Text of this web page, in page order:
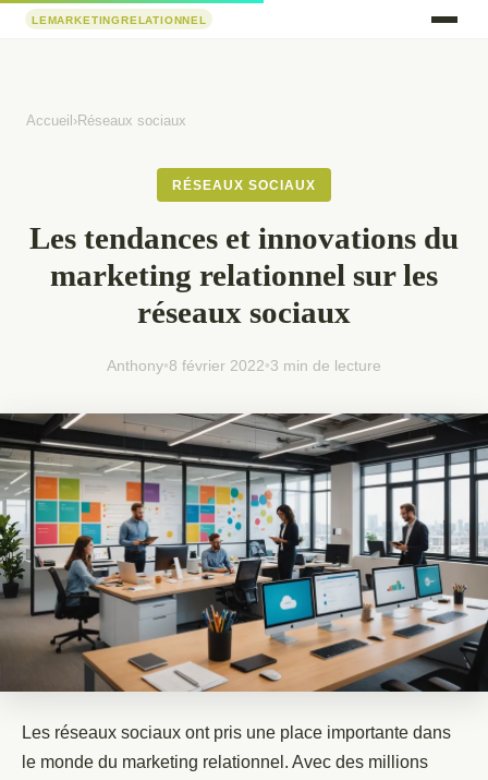
Accueil ›Réseaux sociaux
RÉSEAUX SOCIAUX
Les tendances et innovations du
marketing relationnel sur les
réseaux sociaux
Anthony•8 février 2022•3 min de lecture
Les réseaux sociaux ont pris une place importante dans
le monde du marketing relationnel. Avec des millions